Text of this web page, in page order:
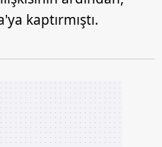
kaptırmıştı.